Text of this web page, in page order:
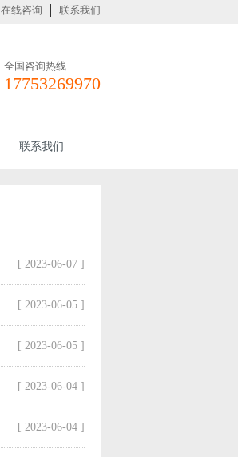
在线咨询 联系我们
全国咨询热线
17753269970
联系我们
[ 2023-06-07 ]
[ 2023-06-05 ]
[ 2023-06-05 ]
[ 2023-06-04 ]
[ 2023-06-04 ]